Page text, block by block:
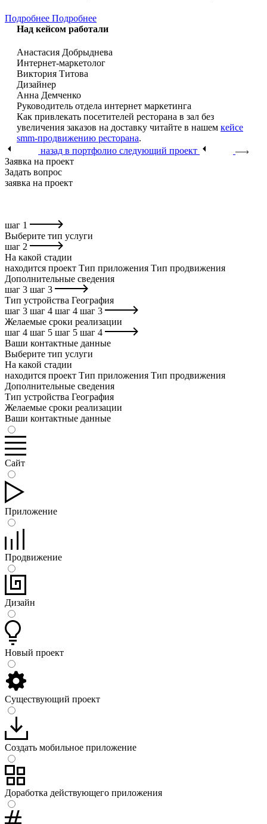
Подробнее Подробнее
Над кейсом работали
Анастасия Добрыднева
Интернет-маркетолог
Виктория Титова
Дизайнер
Анна Демченко
Руководитель отдела интернет маркетинга
Как привлекать посетителей ресторана в зал без
увеличения заказов на доставку читайте в нашем кейсе
smm-продвижению ресторана.
назад в портфолио следующий проект
Заявка на проект
Задать вопрос
заявка на проект
шаг 1
Выберите тип услуги
шаг 2
На какой стадии
находится проект Тип приложения Тип продвижения
Дополнительные сведения
шаг 3 шаг 3
Тип устройства География
шаг 3 шаг 4 шаг 4 шаг 3
Желаемые сроки реализации
шаг 4 шаг 5 шаг 5 шаг 4
Ваши контактные данные
Выберите тип услуги
На какой стадии
находится проект Тип приложения Тип продвижения
Дополнительные сведения
Тип устройства География
Желаемые сроки реализации
Ваши контактные данные
Сайт
Приложение
Продвижение
Дизайн
Новый проект
Существующий проект
Cоздать мобильное приложение
Доработка действующего приложения